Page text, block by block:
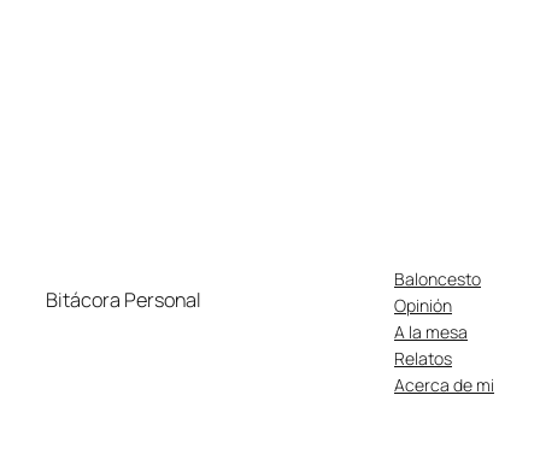
Bitácora Personal
Baloncesto
Opinión
A la mesa
Relatos
Acerca de mi